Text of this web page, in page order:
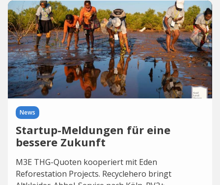
News
Startup-Meldungen für eine
bessere Zukunft
M3E THG-Quoten kooperiert mit Eden
Reforestation Projects. Recyclehero bringt